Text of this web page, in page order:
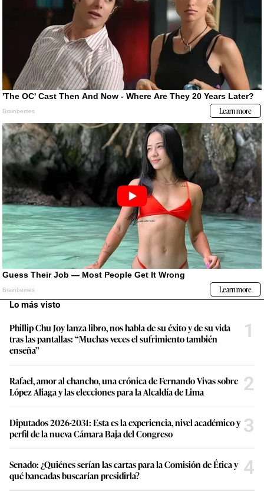
Lo más visto
Phillip Chu Joy lanza libro, nos habla de su éxito y de su vida
tras las pantallas: “Muchas veces el sufrimiento también
enseña”
1
Rafael, amor al chancho, una crónica de Fernando Vivas sobre
López Aliaga y las elecciones para la Alcaldía de Lima
2
Diputados 2026-2031: Esta es la experiencia, nivel académico y
perfil de la nueva Cámara Baja del Congreso
3
Senado: ¿Quiénes serían las cartas para la Comisión de Ética y
qué bancadas buscarían presidirla?
4